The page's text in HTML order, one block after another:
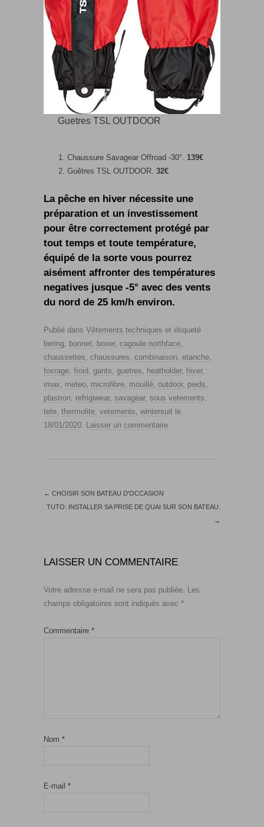
Guetres TSL OUTDOOR
Chaussure Savagear Offroad -30°. 139€
Guêtres TSL OUTDOOR. 32€
La pêche en hiver nécessite une
préparation et un investissement
pour être correctement protégé par
tout temps et toute température,
équipé de la sorte vous pourrez
aisément affronter des températures
negatives jusque -5° avec des vents
du nord de 25 km/h environ.
Publié dans Vêtements techniques et étiqueté
bering
bonnet boxer, cagoule northface
chaussettes chaussures combinaison etanche
foxrage froid gants guetres heatholder, hiver,
imax
meteo microfibre mouillé outdoor, pieds
plastron refrigiwear, savagear, sous vetements
tete thermolite vetements wintersuit le
18/01/2020
Laisser un commentaire
← CHOISIR SON BATEAU D’OCCASION
TUTO: INSTALLER SA PRISE DE QUAI SUR SON BATEAU.
→
LAISSER UN COMMENTAIRE
Votre adresse e-mail ne sera pas publiée.
Les
champs obligatoires sont indiqués avec *
Commentaire *
Nom *
E-mail *